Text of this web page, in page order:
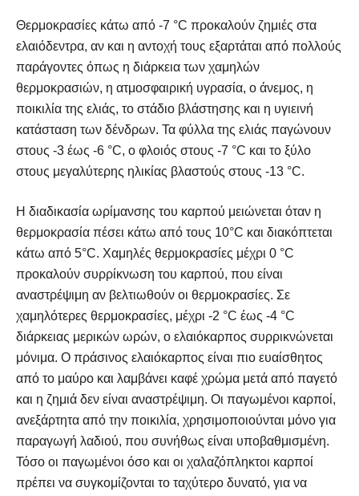
Θερμοκρασίες κάτω από -7 °C προκαλούν ζημιές στα
ελαιόδεντρα, αν και η αντοχή τους εξαρτάται από πολλούς
παράγοντες όπως η διάρκεια των χαμηλών
θερμοκρασιών, η ατμοσφαιρική υγρασία, ο άνεμος, η
ποικιλία της ελιάς, το στάδιο βλάστησης και η υγιεινή
κατάσταση των δένδρων. Τα φύλλα της ελιάς παγώνουν
στους -3 έως -6 °C, ο φλοιός στους -7 °C και το ξύλο
στους μεγαλύτερης ηλικίας βλαστούς στους -13 °C.
Η διαδικασία ωρίμανσης του καρπού μειώνεται όταν η
θερμοκρασία πέσει κάτω από τους 10°C και διακόπτεται
κάτω από 5°C. Χαμηλές θερμοκρασίες μέχρι 0 °C
προκαλούν συρρίκνωση του καρπού, που είναι
αναστρέψιμη αν βελτιωθούν οι θερμοκρασίες. Σε
χαμηλότερες θερμοκρασίες, μέχρι -2 °C έως -4 °C
διάρκειας μερικών ωρών, ο ελαιόκαρπος συρρικνώνεται
μόνιμα. Ο πράσινος ελαιόκαρπος είναι πιο ευαίσθητος
από το μαύρο και λαμβάνει καφέ χρώμα μετά από παγετό
και η ζημιά δεν είναι αναστρέψιμη. Οι παγωμένοι καρποί,
ανεξάρτητα από την ποικιλία, χρησιμοποιούνται μόνο για
παραγωγή λαδιού, που συνήθως είναι υποβαθμισμένη.
Τόσο οι παγωμένοι όσο και οι χαλαζόπληκτοι καρποί
πρέπει να συγκομίζονται το ταχύτερο δυνατό, για να